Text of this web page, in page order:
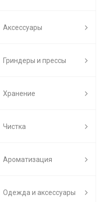
Аксессуары
Гриндеры и прессы
Хранение
Чистка
Ароматизация
Одежда и аксессуары